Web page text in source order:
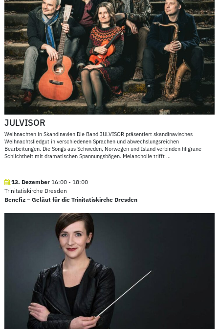
JULVISOR
Weihnachten in Skandinavien Die Band JULVISOR präsentiert skandinavisches
Weihnachtsliedgut in verschiedenen Sprachen und abwechslungsreichen
Bearbeitungen. Die Songs aus Schweden, Norwegen und Island verbinden filigrane
Schlichtheit mit dramatischen Spannungsbögen. Melancholie trifft …
13. Dezember 16:00 - 18:00
Trinitatiskirche Dresden
Benefiz – Geläut für die Trinitatiskirche Dresden